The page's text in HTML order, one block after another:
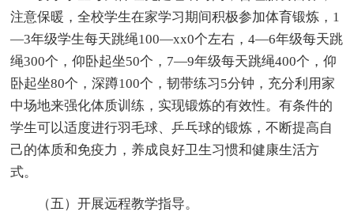
注意保暖，全校学生在家学习期间积极参加体育锻炼，1
—3年级学生每天跳绳100—xx0个左右，4—6年级每天跳
绳300个，仰卧起坐50个，7—9年级每天跳绳400个，仰
卧起坐80个，深蹲100个，韧带练习5分钟，充分利用家
中场地来强化体质训练，实现锻炼的有效性。有条件的
学生可以适度进行羽毛球、乒乓球的锻炼，不断提高自
己的体质和免疫力，养成良好卫生习惯和健康生活方
式。
（五）开展远程教学指导。